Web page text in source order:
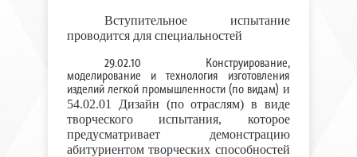
Вступительное испытание
проводится для специальностей
29.02.10 Конструирование,
моделирование и технология изготовления
изделий легкой промышленности (по видам) и
54.02.01 Дизайн (по отраслям) в виде
творческого испытания, которое
предусматривает демонстрацию
абитуриентом творческих способностей